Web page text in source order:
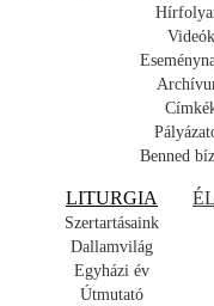
Videók
Benned
LITURGIA
Szertartásaink
Dallamvilág
Egyházi év
Útmutató